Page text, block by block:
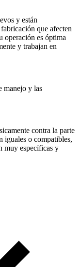
y están
que afecten
operación es óptima
y trabajan en
manejo y las
contra la parte
iguales o compatibles,
muy específicas y